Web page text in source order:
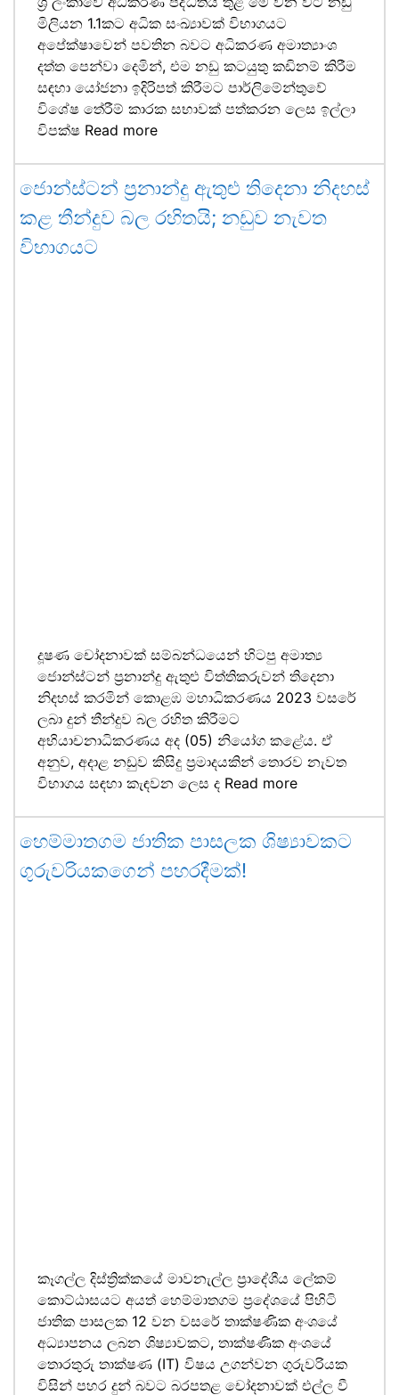
මිලියන 1.1කට අධික සංඛ්‍යාවක් විභාගයට
අපේක්ෂාවෙන් පවතින බවට අධිකරණ අමාත්‍යාංශ
දත්ත පෙන්වා දෙමින්, එම නඩු කටයුතු කඩිනම් කිරීම
සඳහා යෝජනා ඉදිරිපත් කිරීමට පාර්ලිමේන්තුවේ
විශේෂ තේරීම් කාරක සභාවක් පත්කරන ලෙස ඉල්ලා
විපක්ෂ Read more
ජොන්ස්ටන් ප්‍රනාන්දු ඇතුළු තිදෙනා නිදහස්
කළ තීන්දුව බල රහිතයි; නඩුව නැවත
විභාගයට
දූෂණ චෝදනාවක් සම්බන්ධයෙන් හිටපු අමාත්‍ය
ජොන්ස්ටන් ප්‍රනාන්දු ඇතුළු විත්තිකරුවන් තිදෙනා
නිදහස් කරමින් කොළඹ මහාධිකරණය 2023 වසරේ
ලබා දුන් තීන්දුව බල රහිත කිරීමට
අභියාචනාධිකරණය අද (05) නියෝග කළේය. ඒ
අනුව, අදාළ නඩුව කිසිදු ප්‍රමාදයකින් තොරව නැවත
විභාගය සඳහා කැඳවන ලෙස ද Read more
හෙම්මාතගම ජාතික පාසලක ශිෂ්‍යාවකට
ගුරුවරියකගෙන් පහරදීමක්!
කෑගල්ල දිස්ත්‍රික්කයේ මාවනැල්ල ප්‍රාදේශීය ලේකම්
කොට්ඨාසයට අයත් හෙම්මාතගම ප්‍රදේශයේ පිහිටි
ජාතික පාසලක 12 වන වසරේ තාක්ෂණික අංශයේ
අධ්‍යාපනය ලබන ශිෂ්‍යාවකට, තාක්ෂණික අංශයේ
තොරතුරු තාක්ෂණ (IT) විෂය උගන්වන ගුරුවරියක
විසින් පහර දුන් බවට බරපතළ චෝදනාවක් එල්ල වී